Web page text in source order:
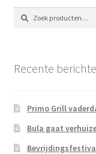
Zoeken
naar:
Zoeken
Recente
Primo Grill
Bula gaat